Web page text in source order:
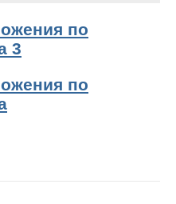
по
3
по